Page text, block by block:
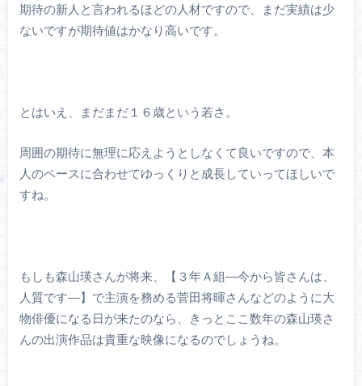
期待の新人と言われるほどの人材ですので、まだ実績は少
ないですが期待値はかなり高いです。
とはいえ、まだまだ１６歳という若さ。
周囲の期待に無理に応えようとしなくて良いですので、本
人のペースに合わせてゆっくりと成長していってほしいで
すね。
もしも森山瑛さんが将来、【３年Ａ組―今から皆さんは、
人質です―】で主演を務める菅田将暉さんなどのように大
物俳優になる日が来たのなら、きっとここ数年の森山瑛さ
んの出演作品は貴重な映像になるのでしょうね。